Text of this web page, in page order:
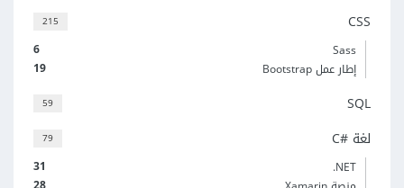
215 CSS
6
Sass
19
إطار عمل Bootstrap
59 SQL
79 لغة C#‎
31
‎.NET